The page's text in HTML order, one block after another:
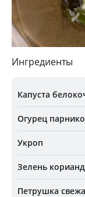
Ингредиенты
Капуста
Огурец
Укроп
Зелень
Петрушка